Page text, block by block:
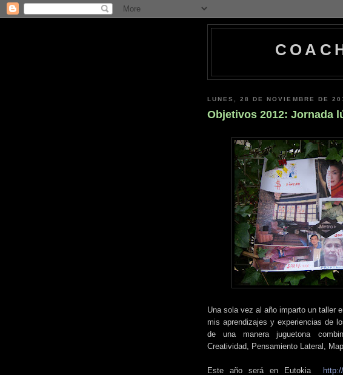
LUNES, 28 DE NOVIEMBRE DE
Objetivos 2012: Jornada
Una sola vez al año imparto un taller
mis aprendizajes y experiencias de
de una manera juguetona
Creatividad, Pensamiento Lateral,
Este año será en Eutokia